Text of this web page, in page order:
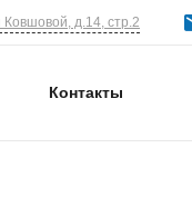
д.14, стр.2
Контакты